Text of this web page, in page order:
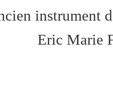
instrument
Eric Marie